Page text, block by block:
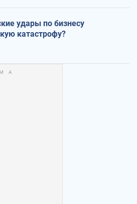
удары по бизнесу
катастрофу?